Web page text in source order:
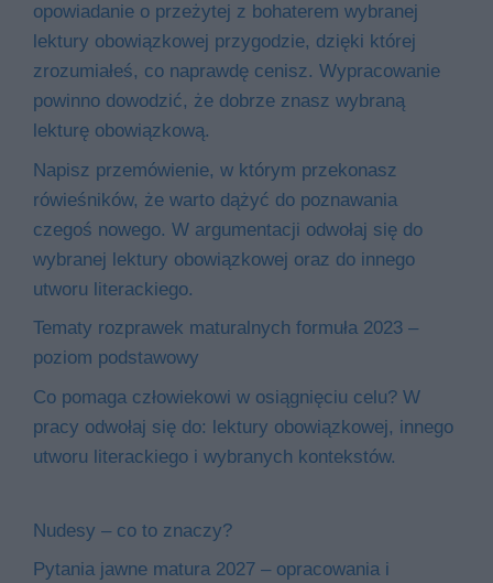
opowiadanie o przeżytej z bohaterem wybranej
lektury obowiązkowej przygodzie, dzięki której
zrozumiałeś, co naprawdę cenisz. Wypracowanie
powinno dowodzić, że dobrze znasz wybraną
lekturę obowiązkową.
Napisz przemówienie, w którym przekonasz
rówieśników, że warto dążyć do poznawania
czegoś nowego. W argumentacji odwołaj się do
wybranej lektury obowiązkowej oraz do innego
utworu literackiego.
Tematy rozprawek maturalnych formuła 2023 –
poziom podstawowy
Co pomaga człowiekowi w osiągnięciu celu? W
pracy odwołaj się do: lektury obowiązkowej, innego
utworu literackiego i wybranych kontekstów.
Nudesy – co to znaczy?
Pytania jawne matura 2027 – opracowania i